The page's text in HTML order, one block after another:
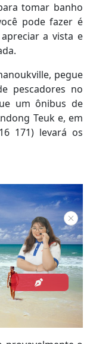
tomar banho
pode fazer é
a vista e
pegue
pescadores no
um ônibus de
Teuk e, em
171) levará os